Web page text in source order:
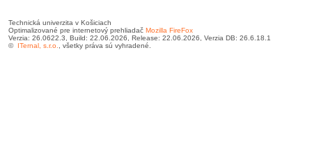
Technická univerzita v Košiciach
Optimalizované pre internetový prehliadač Mozilla FireFox
Verzia: 26.0622.3, Build: 22.06.2026, Release: 22.06.2026, Verzia DB: 26.6.18.1
© ITernal, s.r.o. , všetky práva sú vyhradené.